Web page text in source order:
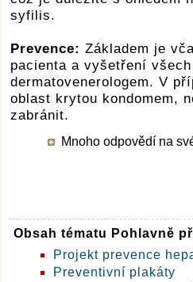
syfilis.
Prevence: Základem je
pacienta a vyšetření
dermatovenerologem. V
oblast krytou kondomem,
zabránit.
Mnoho odpovědí na
Obsah tématu Pohlavně
Projekt prevence
Preventivní plakáty